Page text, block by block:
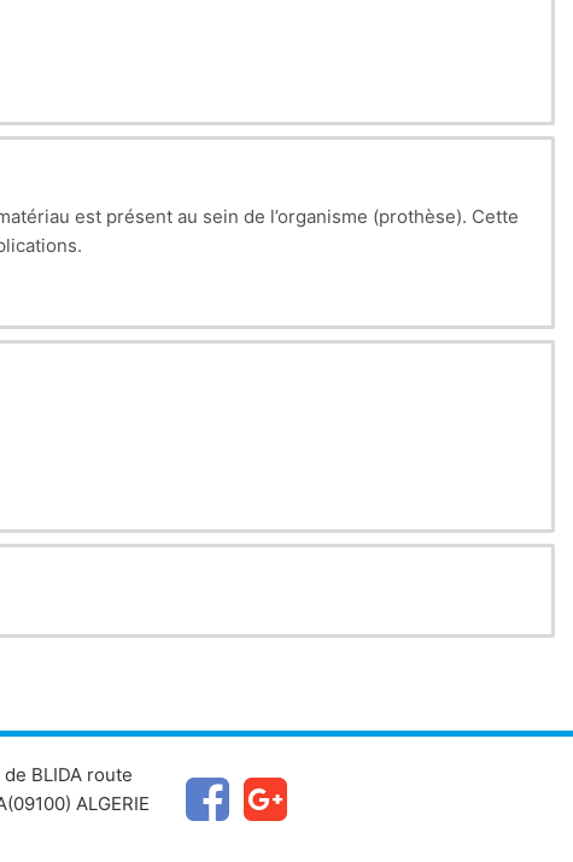
est présent au sein de l’organisme (prothèse). Cette
BLIDA route
ALGERIE